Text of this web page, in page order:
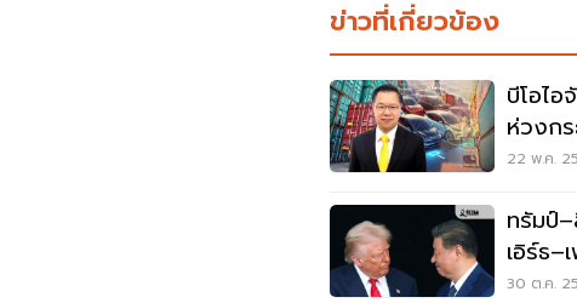
ข่าวที่เกี่ยวข้อง
บีโอไอ
ห่วงก
ไทย
22 พ.ค.
ทรัมป์
เอิร์ธ
เหลือ
30 ต.ค.